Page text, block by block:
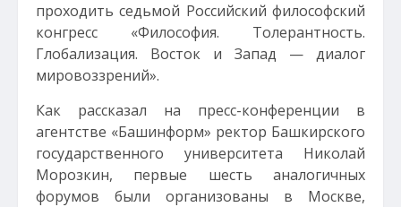
проходить седьмой Российский философский
конгресс «Философия. Толерантность.
Глобализация. Восток и Запад — диалог
мировоззрений».
Как рассказал на пресс-конференции в
агентстве «Башинформ» ректор Башкирского
государственного университета Николай
Морозкин, первые шесть аналогичных
форумов были организованы в Москве,